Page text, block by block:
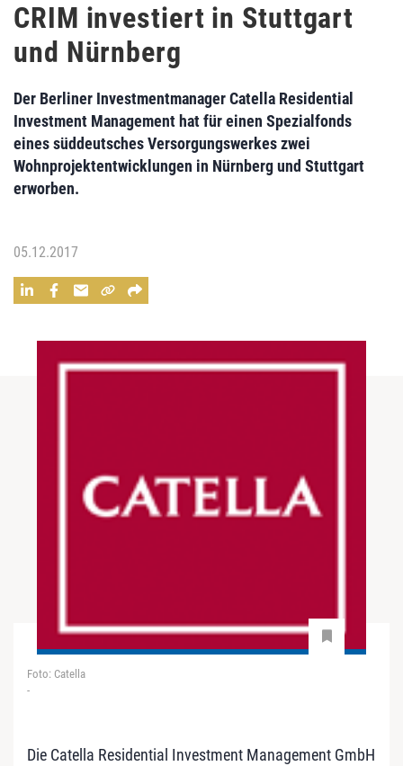
CRIM investiert in Stuttgart
und Nürnberg
Der Berliner InvestmentmanagerCatella Residential
Investment Management hat für einen Spezialfonds
eines süddeutsches Versorgungswerkes zwei
Wohnprojektentwicklungen in Nürnberg und Stuttgart
erworben.
05.12.2017
Foto: Catella
-
Die Catella Residential Investment Management GmbH